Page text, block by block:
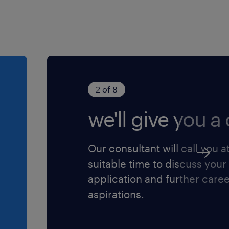
2 of 8
we'll give you a
Our consultant will call you
suitable time to discuss your
application and further
aspirations.